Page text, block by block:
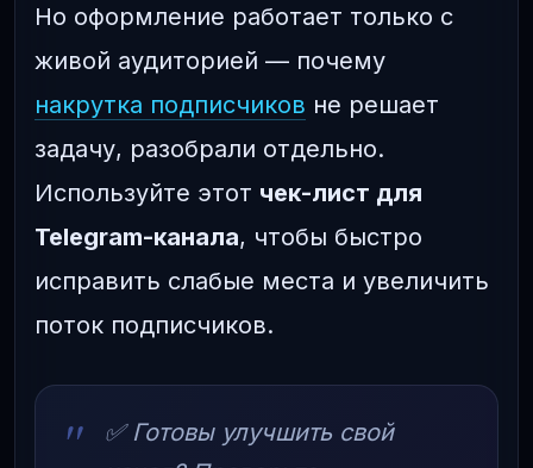
Но оформление работает только с
живой аудиторией — почему
накрутка подписчиков не решает
задачу, разобрали отдельно.
Используйте этот чек-лист для
Telegram-канала, чтобы быстро
исправить слабые места и увеличить
поток подписчиков.
✅ Готовы улучшить свой